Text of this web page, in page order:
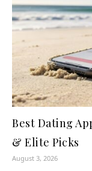
Best Dating
& Elite Picks
August 3, 2026